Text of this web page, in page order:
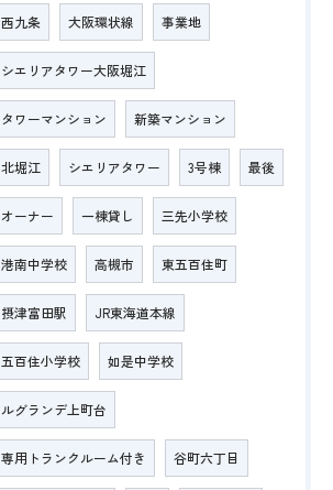
西九条 大阪環状線 事業地
シエリアタワー大阪堀江
タワーマンション 新築マンション
北堀江 シエリアタワー 3号棟 最後
オーナー 一棟貸し 三先小学校
港南中学校 高槻市 東五百住町
摂津富田駅 JR東海道本線
五百住小学校 如是中学校
ルグランデ上町台
専用トランクルーム付き 谷町六丁目